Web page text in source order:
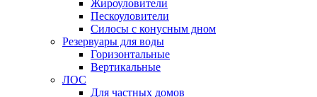
Жироуловители
Пескоуловители
Силосы с конусным дном
Резервуары для воды
Горизонтальные
Вертикальные
ЛОС
Для частных домов